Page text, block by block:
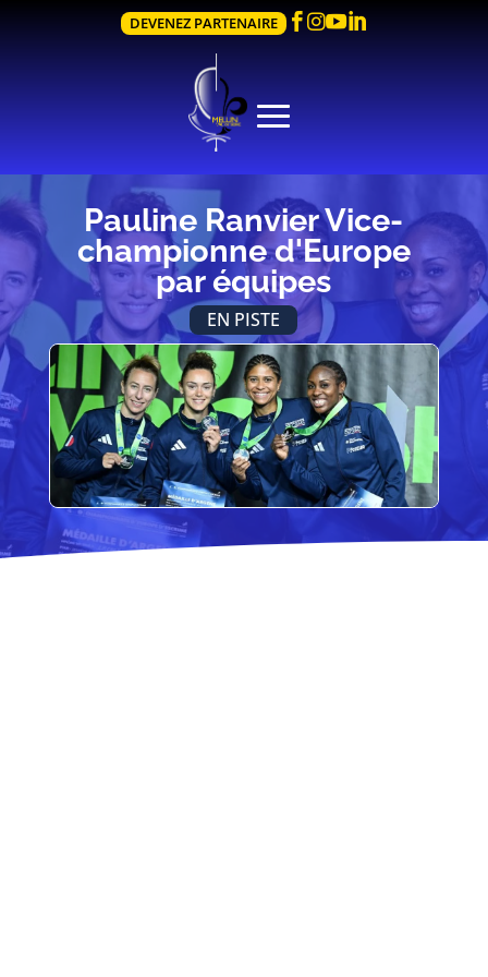
DEVENEZ PARTENAIRE  
Pauline Ranvier Vice-
championne d'Europe
par équipes
EN PISTE